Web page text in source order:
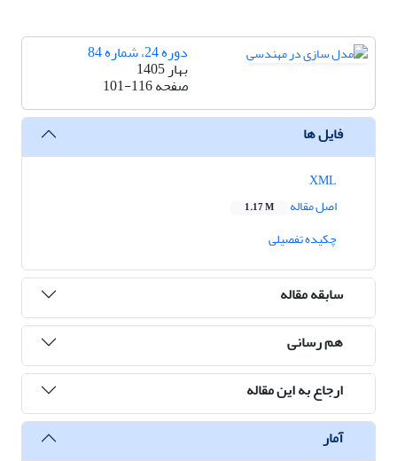
دوره 24، شماره 84
بهار 1405
صفحه101-116
فایل ها
اصل مقاله
1.17 M
چکیده تفصیلی
سابقه مقاله
هم رسانی
ارجاع به این مقاله
آمار